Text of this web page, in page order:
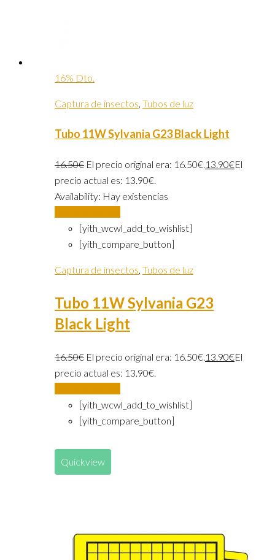
16% Dto.
Captura de insectos, Tubos de luz
Tubo 11W Sylvania G23 Black Light
16.50€ El precio original era: 16.50€.13.90€El
precio actual es: 13.90€.
Availability: Hay existencias
[yith_wcwl_add_to_wishlist]
[yith_compare_button]
Captura de insectos, Tubos de luz
Tubo 11W Sylvania G23
Black Light
16.50€ El precio original era: 16.50€.13.90€El
precio actual es: 13.90€.
[yith_wcwl_add_to_wishlist]
[yith_compare_button]
Quickview